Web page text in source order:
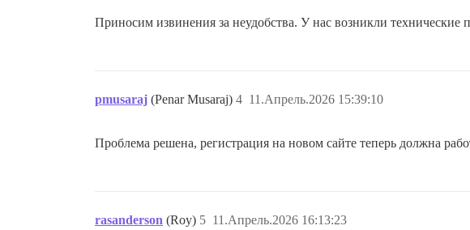
Приносим извинения за неудобства. У нас возникли
pmusaraj (Penar Musaraj) 11.Апрель.2026 15:39:10
4
Проблема решена, регистрация на новом сайте теперь должна
rasanderson (Roy) 11.Апрель.2026 16:13:23
5